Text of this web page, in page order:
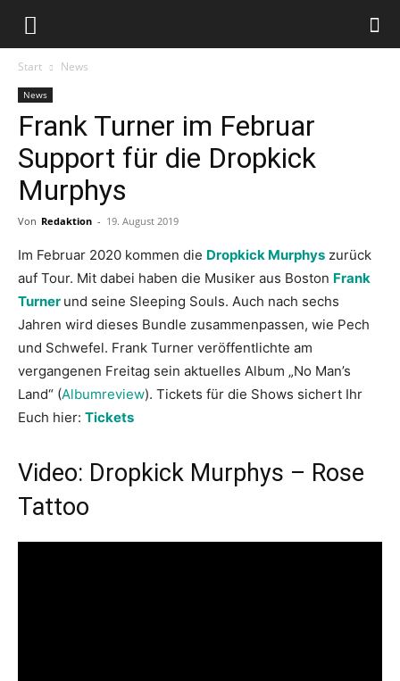
Start News
News
Frank Turner im Februar
Support für die Dropkick
Murphys
Von Redaktion - 19. August 2019
Im Februar 2020 kommen die Dropkick Murphys zurück
auf Tour. Mit dabei haben die Musiker aus Boston Frank
Turner und seine Sleeping Souls. Auch nach sechs
Jahren wird dieses Bundle zusammenpassen, wie Pech
und Schwefel. Frank Turner veröffentlichte am
vergangenen Freitag sein aktuelles Album „No Man’s
Land“ (Albumreview). Tickets für die Shows sichert Ihr
Euch hier: Tickets
Video: Dropkick Murphys – Rose
Tattoo